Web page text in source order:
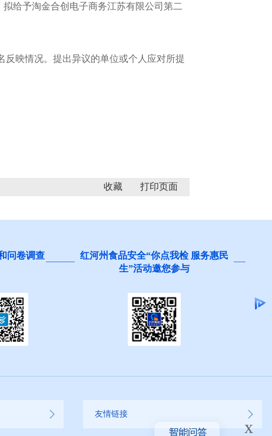
给予淘金合创电子商务江苏有限公司第二
映情况。提出异议的单位或个人应对所提
收藏
问卷调查
红河州食品安全“你点我检 服务惠民
生”活动邀您参与
友情链接
x